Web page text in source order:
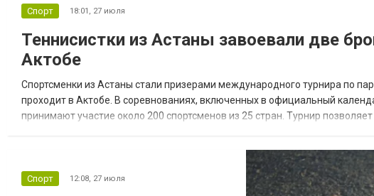
Спорт 18:01, 27 июля
Теннисистки из Астаны завоевали две
Актобе
Спортсменки из Астаны стали призерами международного турнира по
проходит в Актобе. В соревнованиях, включенных в официальный
принимают участие около 200 спортсменов из 25 стран. Турнир
Спорт 12:08, 27 июля